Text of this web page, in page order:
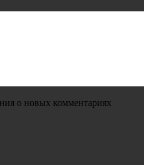
о новых комментариях